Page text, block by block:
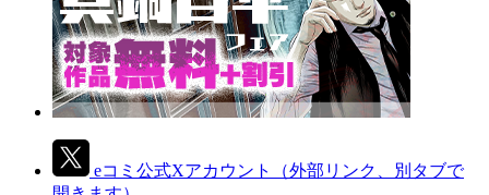
eコミ公式Xアカウント
（外部リンク、別タブで